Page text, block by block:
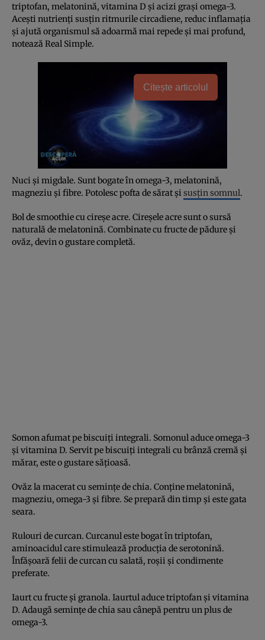
triptofan, melatonină, vitamina D și acizi grași omega-3.
Acești nutrienți susțin ritmurile circadiene, reduc inflamația
și ajută organismul să adoarmă mai repede și mai profund,
notează Real Simple.
Citește articolul
Nuci și migdale. Sunt bogate în omega-3, melatonină,
magneziu și fibre. Potolesc pofta de sărat și susțin somnul.
Bol de smoothie cu cireșe acre. Cireșele acre sunt o sursă
naturală de melatonină. Combinate cu fructe de pădure și
ovăz, devin o gustare completă.
Somon afumat pe biscuiți integrali. Somonul aduce omega-3
și vitamina D. Servit pe biscuiți integrali cu brânză cremă și
mărar, este o gustare sățioasă.
Ovăz la macerat cu semințe de chia. Conține melatonină,
magneziu, omega-3 și fibre. Se prepară din timp și este gata
seara.
Rulouri de curcan. Curcanul este bogat în triptofan,
aminoacidul care stimulează producția de serotonină.
Înfășoară felii de curcan cu salată, roșii și condimente
preferate.
Iaurt cu fructe și granola. Iaurtul aduce triptofan și vitamina
D. Adaugă semințe de chia sau cânepă pentru un plus de
omega-3.